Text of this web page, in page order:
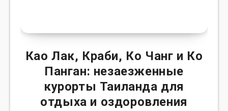
Као Лак, Краби, Ко Чанг и Ко
Панган: незаезженные
курорты Таиланда для
отдыха и оздоровления